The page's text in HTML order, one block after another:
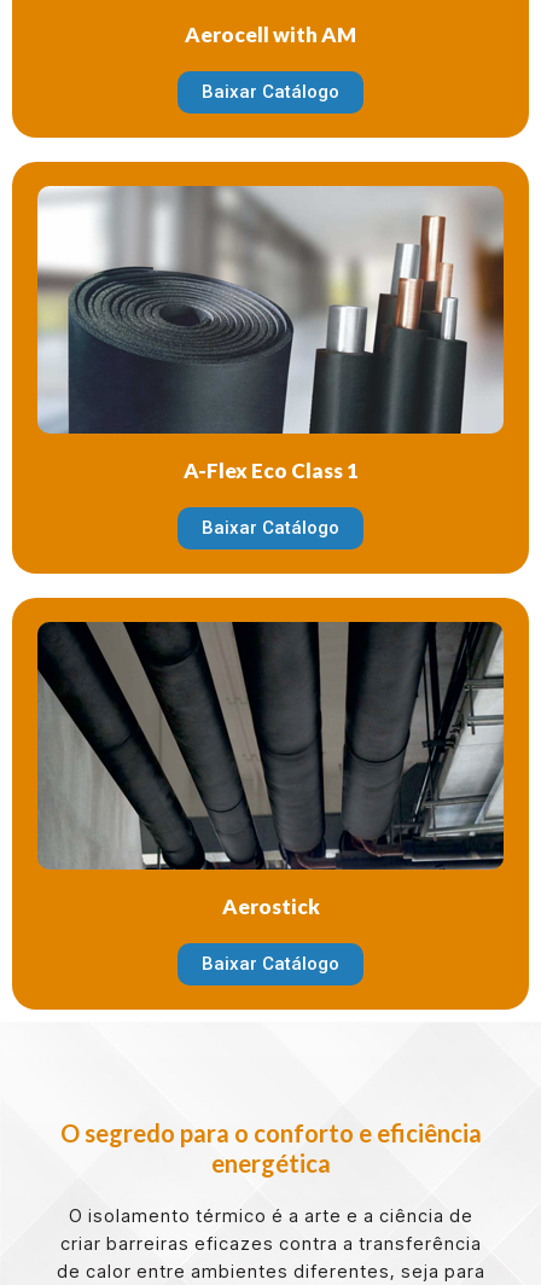
Aerocell with AM
Baixar Catálogo
A-Flex Eco Class 1
Baixar Catálogo
Aerostick
Baixar Catálogo
O segredo para o conforto e eficiência
energética
O isolamento térmico é a arte e a ciência de
criar barreiras eficazes contra a transferência
de calor entre ambientes diferentes, seja para